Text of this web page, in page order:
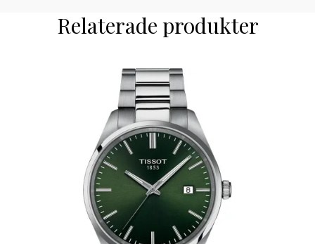
Relaterade produkter